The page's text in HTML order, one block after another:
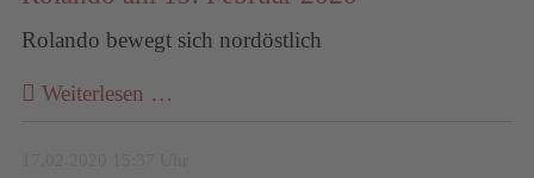
Rolando bewegt sich nordöstlich
Weiterlesen …